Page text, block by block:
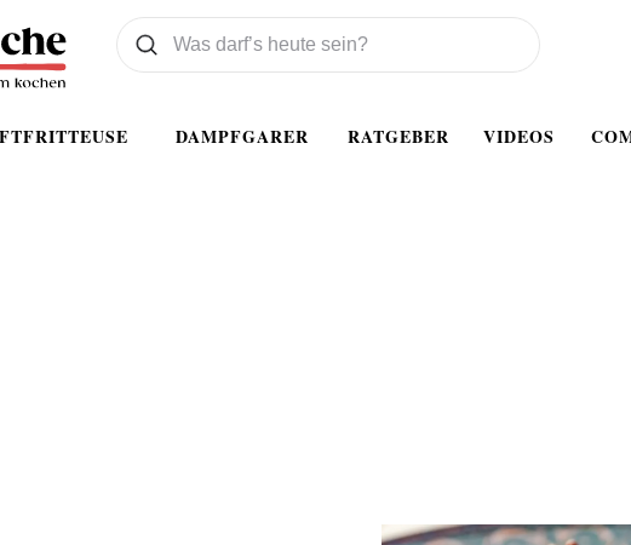
DAMPFGARER RATGEBER VIDEOS
Was wollen Sie suchen
Suchen